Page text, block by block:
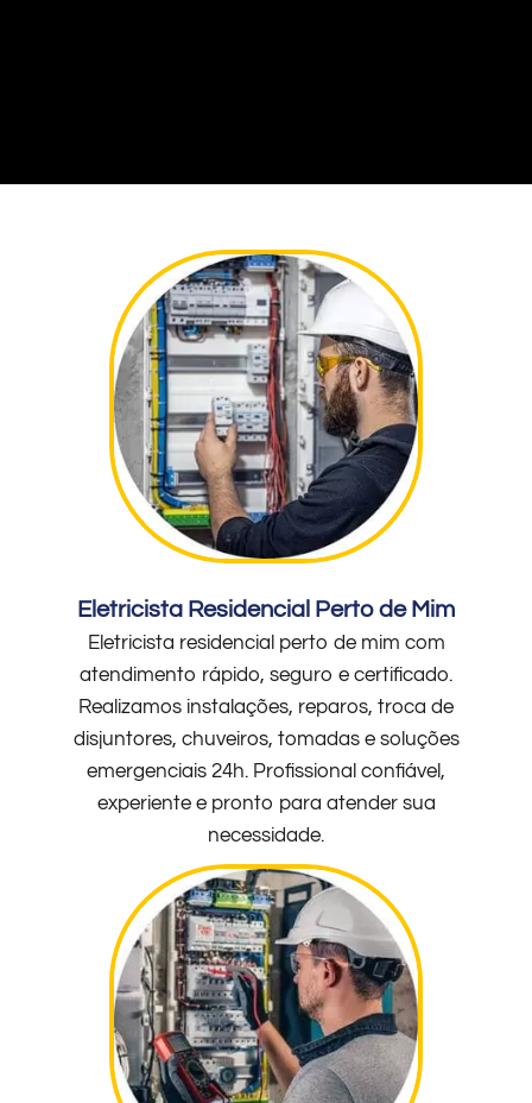
Eletricista Residencial Perto de Mim
Eletricista residencial perto de mim com
atendimento rápido, seguro e certificado.
Realizamos instalações, reparos, troca de
disjuntores, chuveiros, tomadas e soluções
emergenciais 24h. Profissional confiável,
experiente e pronto para atender sua
necessidade.